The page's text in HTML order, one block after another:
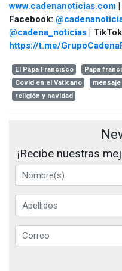
www.cadenanoticias.com
Facebook:
@cadena_noticias |
https://t.me/
El Papa Francisco Papa
Covid en el Vaticano
religión y navidad
¡Recibe nuestras